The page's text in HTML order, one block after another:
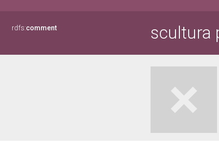
rdfs:comment scultura